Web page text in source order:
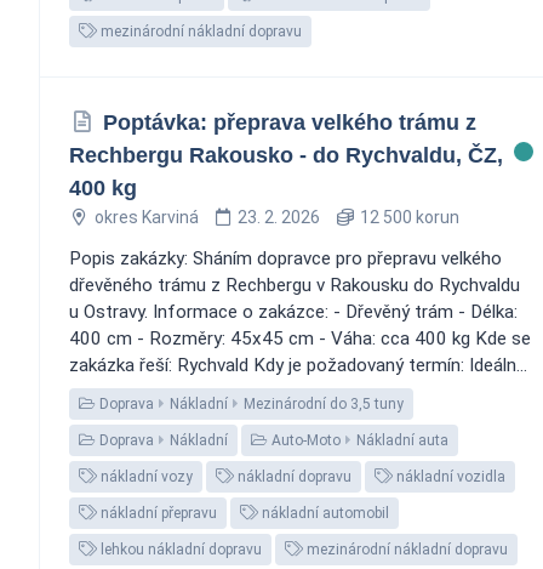
mezinárodní nákladní dopravu
Poptávka: přeprava velkého trámu z
Rechbergu Rakousko - do Rychvaldu, ČZ,
400 kg
okres Karviná 23. 2. 2026 12 500 korun
Popis zakázky: Sháním dopravce pro přepravu velkého
dřevěného trámu z Rechbergu v Rakousku do Rychvaldu
u Ostravy. Informace o zakázce: - Dřevěný trám - Délka:
400 cm - Rozměry: 45x45 cm - Váha: cca 400 kg Kde se
zakázka řeší: Rychvald Kdy je požadovaný termín: Ideáln...
Doprava Nákladní Mezinárodní do 3,5 tuny
Doprava Nákladní Auto-Moto Nákladní auta
nákladní vozy nákladní dopravu nákladní vozidla
nákladní přepravu nákladní automobil
lehkou nákladní dopravu mezinárodní nákladní dopravu